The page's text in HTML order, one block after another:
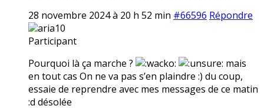
28 novembre 2024 à 20 h 52 min #66596 Répondre
aria10
Participant
Pourquoi là ça marche ?
mais
en tout cas On ne va pas s’en plaindre :) du coup,
essaie de reprendre avec mes messages de ce matin
:d désolée